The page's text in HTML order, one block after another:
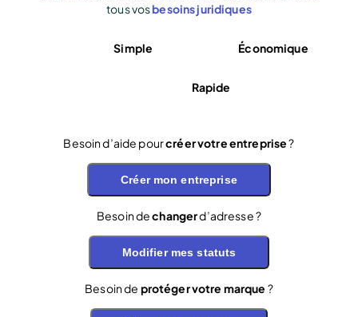
tous vosbesoins juridiques
Simple Économique
Rapide
Besoin d’aide pourcréer votre entreprise?
Créer mon entreprise
Besoin dechangerd’adresse ?
Modifier mes statuts
Besoin de protéger votre marque ?